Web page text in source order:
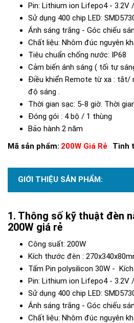
Pin: Lithium ion Lifepo4 - 3.2V
Sử dụng 400 chip LED:
Ánh sáng trắng - Góc chiếu
Chất liệu: Nhôm đúc nguyên
Tiêu chuẩn chống nước: IP68
Cảm biến ánh sáng ( tối tự
Điều khiển Remote từ xa :
độ sáng .
Thời gian sạc: 5-8 giờ. Thời
Đóng gói : 4 bộ / 1 thùng
Bảo hành 2 năm
Mã sản phẩm: 200W Giá Rẻ Tình
GIỚI THIỆU SẢN PHẨM:
Thông số kỹ thuật đèn
200W giá rẻ
Công suất: 200W
Kích thước đèn :
Tấm Pin polysilicon 30W -
Pin: Lithium ion Lifepo4 - 3.2V
Sử dụng 400 chip LED:
Ánh sáng trắng - Góc chiếu
Chất liệu: Nhôm đúc nguyên